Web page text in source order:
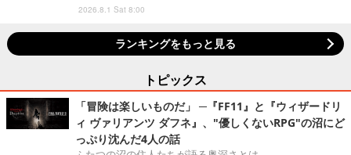
2026.8.1 Sat 8:00
ランキングをもっと見る
トピックス
「冒険は楽しいものだ」 ─『FF11』と『ウィザードリ
ィ ヴァリアンツ ダフネ』、"優しくないRPG"の沼にど
っぷり沈んだ4人の話